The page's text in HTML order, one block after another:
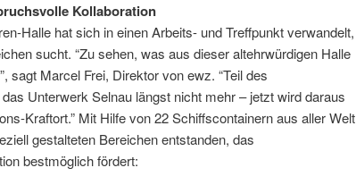
Kollaboration
Halle hat sich in einen Arbeits- und Treffpunkt verwandelt,
sucht. “Zu sehen, was aus dieser altehrwürdigen Halle
sagt Marcel Frei, Direktor von ewz. “Teil des
Unterwerk Selnau längst nicht mehr – jetzt wird daraus
Kraftort.” Mit Hilfe von 22 Schiffscontainern aus aller Welt
gestalteten Bereichen entstanden, das
bestmöglich fördert: